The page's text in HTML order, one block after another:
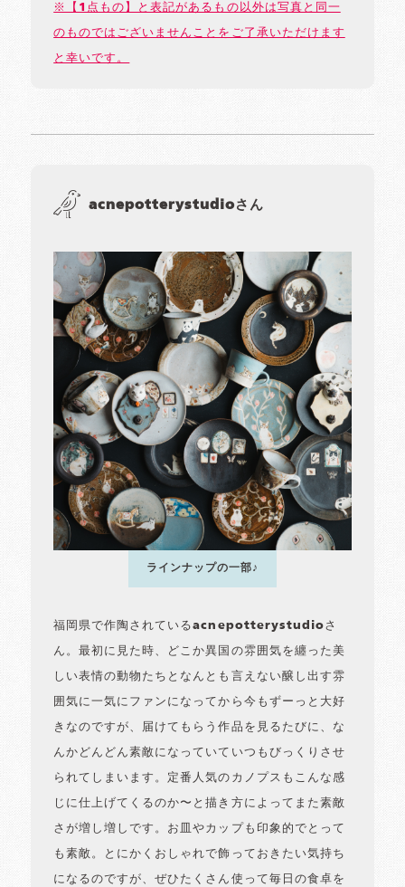
※【1点もの】と表記があるもの以外は写真と同一
のものではございませんことをご了承いただけます
と幸いです。
acnepotterystudioさん
ラインナップの一部♪
福岡県で作陶されているacnepotterystudioさ
ん。最初に見た時、どこか異国の雰囲気を纏った美
しい表情の動物たちとなんとも言えない醸し出す雰
囲気に一気にファンになってから今もずーっと大好
きなのですが、届けてもらう作品を見るたびに、な
んかどんどん素敵になっていていつもびっくりさせ
られてしまいます。定番人気のカノプスもこんな感
じに仕上げてくるのか〜と描き方によってまた素敵
さが増し増しです。お皿やカップも印象的でとって
も素敵。とにかくおしゃれで飾っておきたい気持ち
になるのですが、ぜひたくさん使って毎日の食卓を